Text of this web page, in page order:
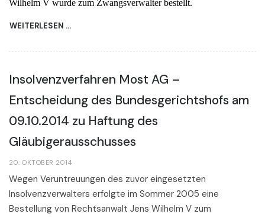
Wilhelm V wurde zum Zwangsverwalter bestellt.
WEITERLESEN …
Insolvenzverfahren Most AG –
Entscheidung des Bundesgerichtshofs am
09.10.2014 zu Haftung des
Gläubigerausschusses
20. OKTOBER 2014
Wegen Veruntreuungen des zuvor eingesetzten
Insolvenzverwalters erfolgte im Sommer 2005 eine
Bestellung von Rechtsanwalt Jens Wilhelm V zum